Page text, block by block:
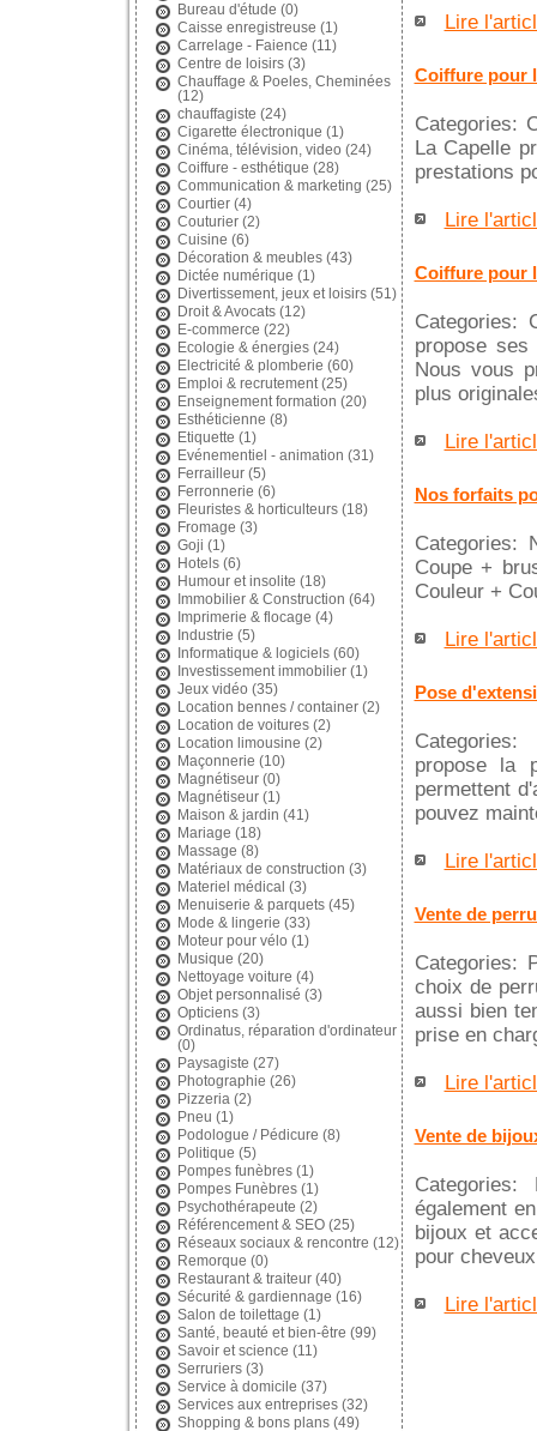
Bureau d'étude (0)
Caisse enregistreuse (1)
Carrelage - Faience (11)
Centre de loisirs(3)
Chauffage & Poeles, Cheminées
(12)
chauffagiste (24)
Cigarette électronique (1)
Cinéma, télévision, video (24)
Coiffure - esthétique (28)
Communication & marketing (25)
Courtier(4)
Couturier(2)
Cuisine (6)
Décoration & meubles(43)
Dictée numérique (1)
Divertissement, jeux et loisirs(51)
Droit & Avocats(12)
E-commerce (22)
Ecologie & énergies(24)
Electricité & plomberie (60)
Emploi & recrutement(25)
Enseignement formation (20)
Esthéticienne (8)
Etiquette (1)
Evénementiel - animation (31)
Ferrailleur(5)
Ferronnerie (6)
Fleuristes & horticulteurs(18)
Fromage (3)
Goji (1)
Hotels(6)
Humour et insolite (18)
Immobilier & Construction (64)
Imprimerie & flocage (4)
Industrie (5)
Informatique & logiciels(60)
Investissement immobilier(1)
Jeux vidéo (35)
Location bennes / container(2)
Location de voitures(2)
Location limousine (2)
Maçonnerie (10)
Magnétiseur(0)
Magnétiseur(1)
Maison & jardin (41)
Mariage (18)
Massage (8)
Matériaux de construction (3)
Materiel médical (3)
Menuiserie & parquets(45)
Mode & lingerie (33)
Moteur pour vélo (1)
Musique (20)
Nettoyage voiture (4)
Objet personnalisé (3)
Opticiens(3)
Ordinatus, réparation d'ordinateur
(0)
Paysagiste (27)
Photographie (26)
Pizzeria (2)
Pneu (1)
Podologue / Pédicure (8)
Politique (5)
Pompes funèbres(1)
Pompes Funèbres(1)
Psychothérapeute (2)
Référencement & SEO(25)
Réseaux sociaux & rencontre (12)
Remorque (0)
Restaurant & traiteur(40)
Sécurité & gardiennage (16)
Salon de toilettage (1)
Santé, beauté et bien-être (99)
Savoir et science (11)
Serruriers(3)
Service à domicile (37)
Services aux entreprises(32)
Shopping & bons plans(49)
Lire
Coiffure pour
Categories:
La Capelle
prestations
Lire
Coiffure pour
Categories:
propose
Nous vous
plus
Lire
Nos forfaits
Categories:
Coupe +
Couleur +
Lire
Pose
propose la
permettent
pouvez
Lire
Vente de
Categories:
choix de
aussi bien
prise en
Lire
Vente de
également
bijoux et
pour
Lire